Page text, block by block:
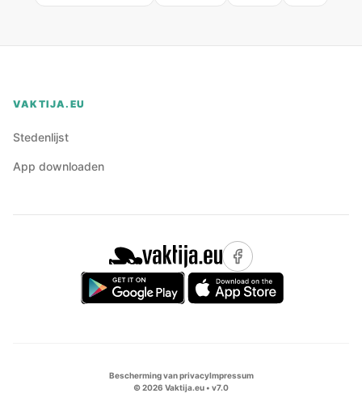
VAKTIJA.EU
Stedenlijst
App downloaden
Bescherming van privacyImpressum
©2026 Vaktija.eu • v7.0